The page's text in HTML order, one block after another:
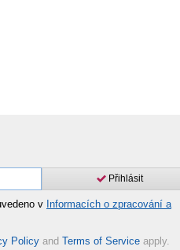
Přihlásit
v Informacích o zpracování a
Policy and Terms of Service apply.